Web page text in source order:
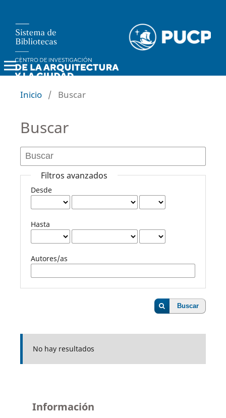
Investiga Territorios
Inicio / Buscar
Buscar
Filtros avanzados
Desde
Hasta
Autores/as
Buscar
No hay resultados
Información